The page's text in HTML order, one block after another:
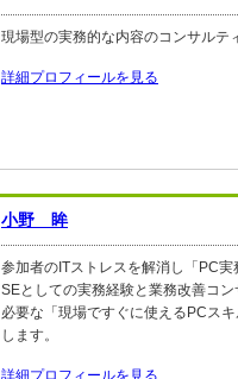
現場型の実務的な内容のコンサルテ
詳細プロフィールを見る
小野 眸
参加者のITストレスを解消し「PC実
SEとしての実務経験と業務改善コ
必要な「現場ですぐに使えるPCス
します。
詳細プロフィールを見る